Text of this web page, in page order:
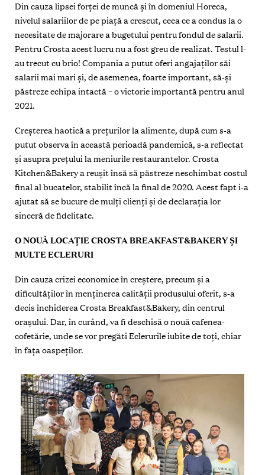
Din cauza lipsei forței de muncă și în domeniul Horeca,
nivelul salariilor de pe piață a crescut, ceea ce a condus la o
necesitate de majorare a bugetului pentru fondul de salarii.
Pentru Crosta acest lucru nu a fost greu de realizat. Testul l-
au trecut cu brio! Compania a putut oferi angajaților săi
salarii mai mari și, de asemenea, foarte important, să-și
păstreze echipa intactă – o victorie importantă pentru anul
2021.
Creșterea haotică a prețurilor la alimente, după cum s-a
putut observa în această perioadă pandemică, s-a reflectat
și asupra prețului la meniurile restaurantelor. Crosta
Kitchen&Bakery a reușit însă să păstreze neschimbat costul
final al bucatelor, stabilit încă la final de 2020. Acest fapt i-a
ajutat să se bucure de mulți clienți și de declarația lor
sinceră de fidelitate.
O NOUĂ LOCAȚIE CROSTA BREAKFAST&BAKERYȘI
MULTE ECLERURI
Din cauza crizei economice în creștere, precum și a
dificultăților în menținerea calității produsului oferit, s-a
decis închiderea Crosta Breakfast&Bakery, din centrul
orașului. Dar, în curând, va fi deschisă o nouă cafenea-
cofetărie, unde se vor pregăti Eclerurile iubite de toți, chiar
în fața oaspeților.